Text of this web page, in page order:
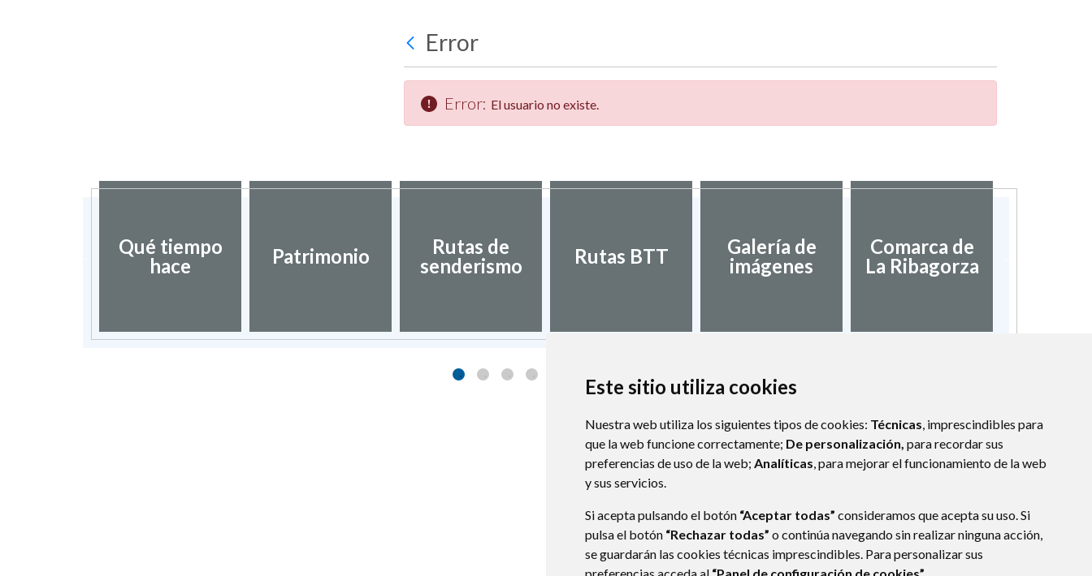
Este sitio utiliza cookies
Nuestra web utiliza los siguientes tipos de cookies: Técnicas, imprescindibles para
que la web funcione correctamente; De personalización, para recordar sus
preferencias de uso de la web; Analíticas, para mejorar el funcionamiento de la web
y sus servicios.
Si acepta pulsando el botón “Aceptar todas” consideramos que acepta su uso. Si
pulsa el botón “Rechazar todas” o continúa navegando sin realizar ninguna acción,
se guardarán las cookies técnicas imprescindibles. Para personalizar sus
Error
Error: El usuario no existe.
Qué tiempo
hace
Patrimonio
Rutas de
senderismo
Rutas BTT
Galería de
imágenes
Comarca de
La Ribagorza